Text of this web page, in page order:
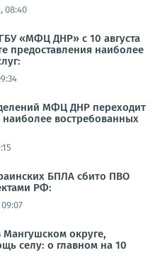
08:40
«МФЦ ДНР» с 10 августа
предоставления наиболее
МФЦ ДНР переходит
наиболее востребованных
БПЛА сбито ПВО
РФ:
округе,
селу: о главном на 10